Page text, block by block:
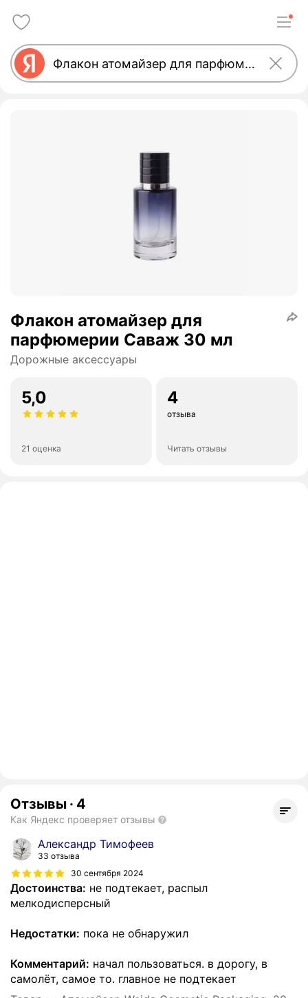
Флакон атомайзер для
парфюмерии Саваж 30 мл
Дорожные аксессуары
5,0
21 оценка
4
отзыва
Читать отзывы
Отзывы · 4
Как Яндекс проверяет отзывы
Александр Тимофеев
33 отзыва
30 сентября 2024
Достоинства: не подтекает, распыл
мелкодисперсный
Недостатки: пока не обнаружил
Комментарий: начал пользоваться. в дорогу, в
самолёт, самое то. главное не подтекает